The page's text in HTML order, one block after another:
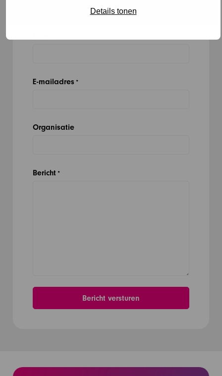
Details tonen
E-mailadres *
Organisatie
Bericht *